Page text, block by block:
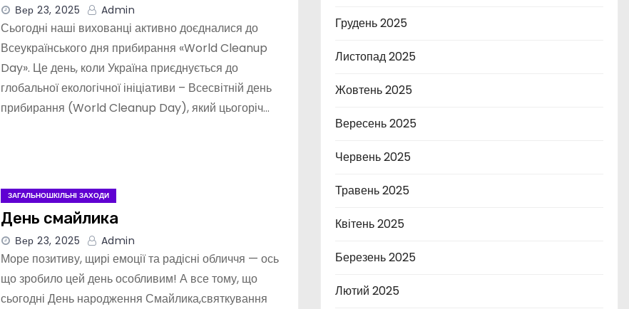
Вер 23, 2025 Admin
Сьогодні наші вихованці активно доєдналися до
Всеукраїнського дня прибирання «World Cleanup
Day». Це день, коли Україна приєднується до
глобальної екологічної ініціативи – Всесвітній день
прибирання (World Cleanup Day), який цьогоріч…
ЗАГАЛЬНОШКІЛЬНІ ЗАХОДИ
День смайлика
Вер 23, 2025 Admin
Море позитиву, щирі емоції та радісні обличчя — ось
що зробило цей день особливим! А все тому, що
сьогодні День народження Смайлика,святкування
Грудень 2025
Листопад 2025
Жовтень 2025
Вересень 2025
Червень 2025
Травень 2025
Квітень 2025
Березень 2025
Лютий 2025